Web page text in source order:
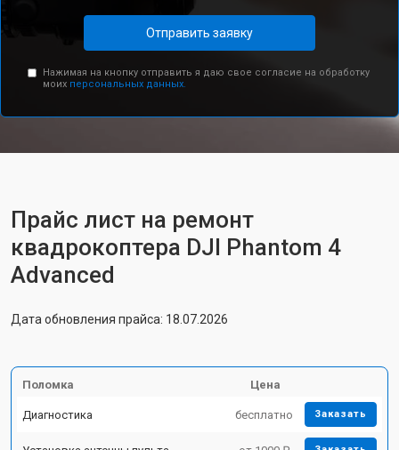
Отправить заявку
Нажимая на кнопку отправить я даю свое согласие на обработку
моих персональных данных.
Прайс лист на ремонт
квадрокоптера DJI Phantom 4
Advanced
Дата обновления прайса: 18.07.2026
Поломка Цена
Диагностика бесплатно Заказать